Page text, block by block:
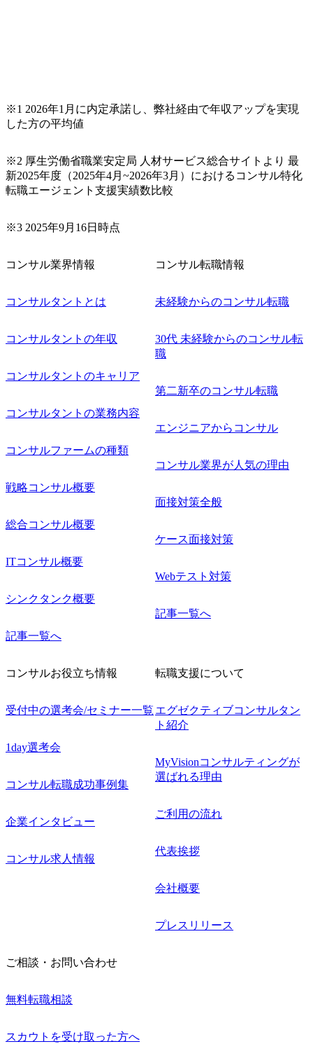
※1 2026年1月に内定承諾し、弊社経由で年収アップを実現
した方の平均値
※2 厚生労働省職業安定局 人材サービス総合サイトより 最
新2025年度（2025年4月~2026年3月）におけるコンサル特化
転職エージェント支援実績数比較
※3 2025年9月16日時点
コンサル業界情報
コンサルタントとは
コンサルタントの年収
コンサルタントのキャリア
コンサルタントの業務内容
コンサルファームの種類
戦略コンサル概要
総合コンサル概要
ITコンサル概要
シンクタンク概要
記事一覧へ
コンサル転職情報
未経験からのコンサル転職
30代 未経験からのコンサル転
職
第二新卒のコンサル転職
エンジニアからコンサル
コンサル業界が人気の理由
面接対策全般
ケース面接対策
Webテスト対策
記事一覧へ
コンサルお役立ち情報
受付中の選考会/セミナー一覧
1day選考会
コンサル転職成功事例集
企業インタビュー
コンサル求人情報
転職支援について
エグゼクティブコンサルタン
ト紹介
MyVisionコンサルティングが
選ばれる理由
ご利用の流れ
代表挨拶
会社概要
プレスリリース
ご相談・お問い合わせ
無料転職相談
スカウトを受け取った方へ